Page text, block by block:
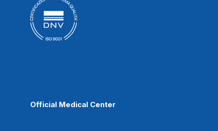
Official Medical Center